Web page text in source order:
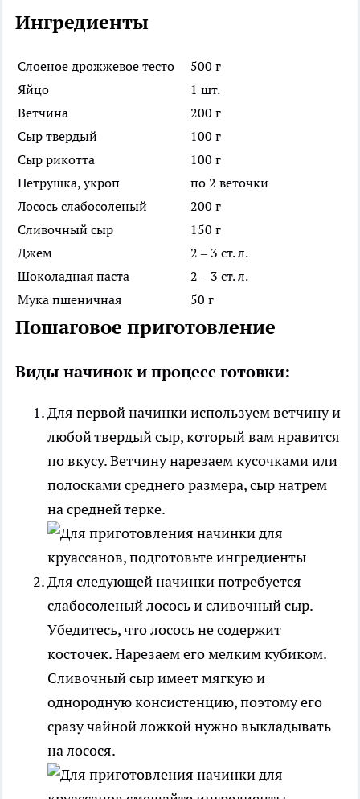
Ингредиенты
Слоеное дрожжевое тесто
500 г
Яйцо
1 шт.
Ветчина
200 г
Сыр твердый
100 г
Сыр рикотта
100 г
Петрушка, укроп
по 2 веточки
Лосось слабосоленый
200 г
Сливочный сыр
150 г
Джем
2 – 3 ст. л.
Шоколадная паста
2 – 3 ст. л.
Мука пшеничная
50 г
Пошаговое приготовление
Виды начинок и процесс готовки:
Для первой начинки используем ветчину и
любой твердый сыр, который вам нравится
по вкусу. Ветчину нарезаем кусочками или
полосками среднего размера, сыр натрем
на средней терке.
Для следующей начинки потребуется
слабосоленый лосось и сливочный сыр.
Убедитесь, что лосось не содержит
косточек. Нарезаем его мелким кубиком.
Сливочный сыр имеет мягкую и
однородную консистенцию, поэтому его
сразу чайной ложкой нужно выкладывать
на лосося.